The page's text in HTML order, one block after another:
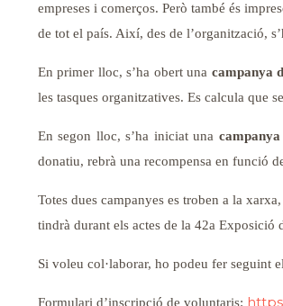
empreses i comerços. Però també és
de tot el país. Així, des de l’organització,
En primer lloc, s’ha obert una campanya
les tasques organitzatives. Es calcula que
En segon lloc, s’ha iniciat una
donatiu, rebrà una recompensa en funció
Totes dues campanyes es troben a la
tindrà durant els actes de la 42a Exposició
Si voleu col·laborar, ho podeu fer seguint
Formulari d’inscripció de voluntaris: